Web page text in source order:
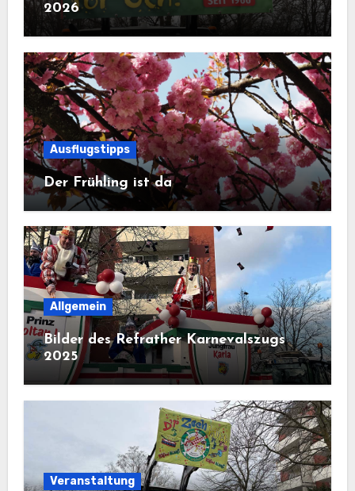
2026
Ausflugstipps
Der Frühling ist da
Allgemein
Bilder des Refrather Karnevalszugs
2025
Veranstaltung